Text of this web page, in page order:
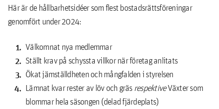
Här är de hållbarhetsidéer som flest bostadsrättsföreningar
genomfört under 2024:
Välkomnat nya medlemmar
Ställt krav på schyssta villkor när företag anlitats
Ökat jämställdheten och mångfalden i styrelsen
Lämnat kvar rester av löv och gräsrespektiveVäxter som
blommar hela säsongen (delad fjärdeplats)